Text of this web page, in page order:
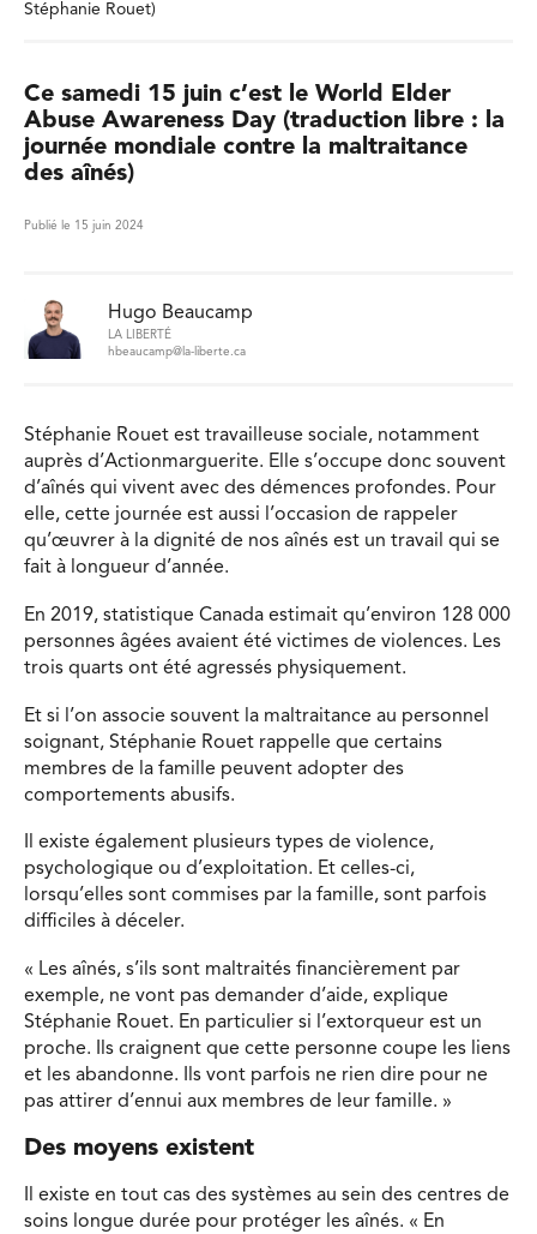
Stéphanie Rouet)
Ce samedi 15 juin c’est le World Elder
Abuse Awareness Day (traduction libre : la
journée mondiale contre la maltraitance
des aînés)
Publié le 15 juin 2024
Hugo Beaucamp
LA LIBERTÉ
hbeaucamp@la-liberte.ca
Stéphanie Rouet est travailleuse sociale, notamment
auprès d’Actionmarguerite. Elle s’occupe donc souvent
d’aînés qui vivent avec des démences profondes. Pour
elle, cette journée est aussi l’occasion de rappeler
qu’œuvrer à la dignité de nos aînés est un travail qui se
fait à longueur d’année.
En 2019, statistique Canada estimait qu’environ 128 000
personnes âgées avaient été victimes de violences. Les
trois quarts ont été agressés physiquement.
Et si l’on associe souvent la maltraitance au personnel
soignant, Stéphanie Rouet rappelle que certains
membres de la famille peuvent adopter des
comportements abusifs.
Il existe également plusieurs types de violence,
psychologique ou d’exploitation. Et celles-ci,
lorsqu’elles sont commises par la famille, sont parfois
difficiles à déceler.
« Les aînés, s’ils sont maltraités financièrement par
exemple, ne vont pas demander d’aide, explique
Stéphanie Rouet. En particulier si l’extorqueur est un
proche. Ils craignent que cette personne coupe les liens
et les abandonne. Ils vont parfois ne rien dire pour ne
pas attirer d’ennui aux membres de leur famille. »
Des moyens existent
Il existe en tout cas des systèmes au sein des centres de
soins longue durée pour protéger les aînés. « En